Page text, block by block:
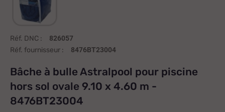
Réf. DNC : 826057
Réf. fournisseur : 8476BT23004
Bâche à bulle Astralpool pour piscine
hors sol ovale 9.10 x 4.60 m -
8476BT23004